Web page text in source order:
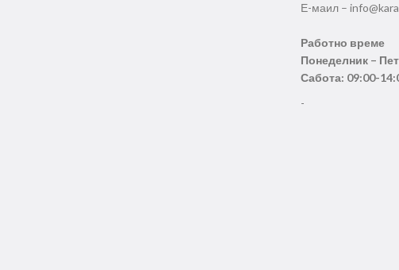
Е-маил –
Работно време
Понеделник –
Сабота: 09:00-
-